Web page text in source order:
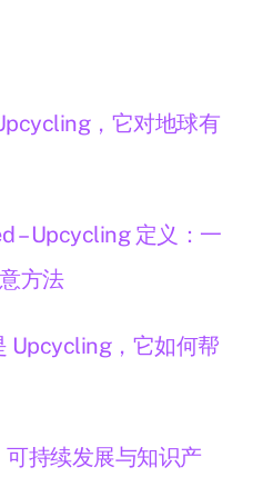
，它对地球有
– Upcycling 定义：一
方法
Upcycling，它如何帮
可持续发展与知识产